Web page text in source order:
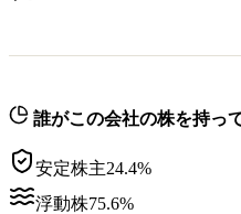
誰がこの会社の株を持っ
安定株主24.4%
浮動株75.6%